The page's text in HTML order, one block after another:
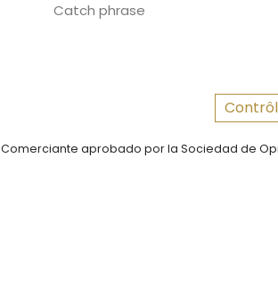
Catch phrase
Comerciante aprobado por la Sociedad de